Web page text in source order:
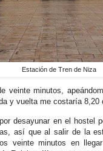
Estación de Tren de Niza
veinte minutos,
y vuelta me costaría 8,20
desayunar en el hostel
así que al salir de la
veinte minutos en